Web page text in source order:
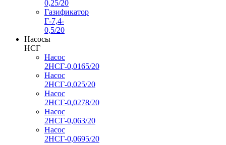
0,25/20
Газификатор
Г-7,4-
0,5/20
Насосы
НСГ
Насос
2НСГ-0,0165/20
Насос
2НСГ-0,025/20
Насос
2НСГ-0,0278/20
Насос
2НСГ-0,063/20
Насос
2НСГ-0,0695/20